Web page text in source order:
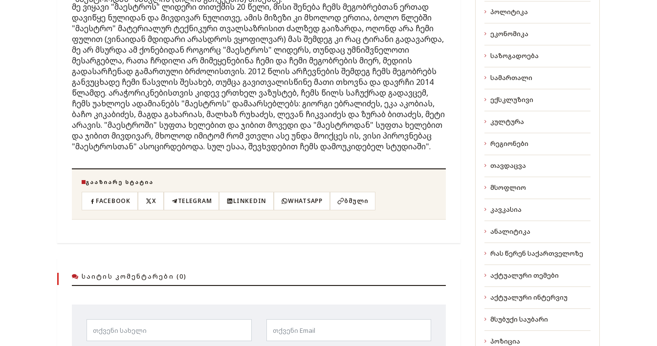
მე ვიყავი "მაესტროს" ლიდერი თითქმის 20 წელი, მისი შენება ჩემს მეგობრებთან ერთად
დავიწყე ნულიდან და მივდივარ ნულითვე, ამის მიზეზი კი მხოლოდ ერთია, ბოლო წლებში
"მაესტრო" მატერიალურ ტექნიკური თვალსაზრისით ძალზედ გაიზარდა, ოღონდ არა ჩემი
ფულით (ვინაიდან მდიდარი არასდროს ვყოფილვარ) მას შემდეგ კი რაც ტირანი გადავარდა,
მე არ მსურდა ამ ქონებიდან როგორც "მაესტროს" ლიდერს, თუნდაც უმნიშვნელოთი
მესარგებლა, რათა ჩრდილი არ მიმეყენებინა ჩემი და ჩემი მეგობრების მიერ, მედიის
გადასარჩენად გამართული ბრძოლისთვის. 2012 წლის არჩევნების შემდეგ ჩემს მეგობრებს
განვუცხადე ჩემი წასვლის შესახებ, თუმცა გავითვალისწინე მათი თხოვნა და დავრჩი 2014
წლამდე. არაჭორიკნებისთვის კიდევ ერთხელ ვაზუსტებ, ჩემს წილს საჩუქრად გადავცემ,
ჩემს უახლოეს ადამიანებს "მაესტროს" დამაარსებლებს: გიორგი ებრალიძეს, ეკა აკობიას,
ბაჩო კიკაბიძეს, მაგდა გახარიას, მალხაზ რუხაძეს, ლევან ჩიკვაიძეს და ზურაბ ბითაძეს, მეტი
არავის. "მაესტროში" სუფთა ხელებით და ჯიბით მოვედი და "მაესტროდან" სუფთა ხელებით
და ჯიბით მივდივარ, მხოლოდ იმიტომ რომ ვთვლი ასე უნდა მოიქცეს ის, ვისი პიროვნებაც
"მაესტროსთან" ასოცირდებოდა. სულ ესაა, შევხვდებით ჩემს დამოუკიდებელ სტუდიაში".
ᲒᲐᲐᲖᲘᲐᲠᲔ ᲡᲢᲐᲢᲘᲐ
FACEBOOK X TELEGRAM LINKEDIN WHATSAPP ᲑᲛᲣᲚᲘ
ᲡᲐᲘᲢᲘᲡ ᲙᲝᲛᲔᲜᲢᲐᲠᲔᲑᲘ (0)
პოლიტიკა
ეკონომიკა
საზოგადოება
სამართალი
ექსკლუზივი
კულტურა
რეგიონები
თავდაცვა
მსოფლიო
კავკასია
ანალიტიკა
რას წერენ საქართველოზე
აქტუალური თემები
აქტუალური ინტერვიუ
მსუბუქი საუბარი
პოზიცია